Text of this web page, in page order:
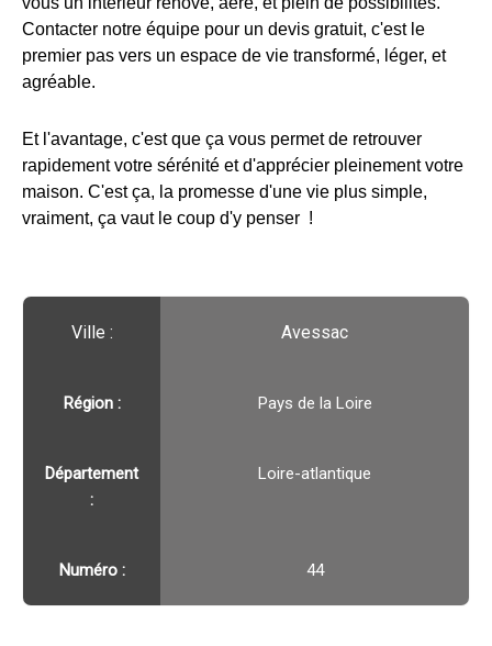
Contacter notre équipe pour un devis gratuit, c'est le
premier pas vers un espace de vie transformé, léger, et
agréable.
Et l'avantage, c'est que ça vous permet de retrouver
rapidement votre sérénité et d'apprécier pleinement votre
maison. C'est ça, la promesse d'une vie plus simple,
vraiment, ça vaut le coup d'y penser !
Ville :️ Avessac
Région :️ Pays de la Loire
Département
:
Loire-atlantique
Numéro : 44